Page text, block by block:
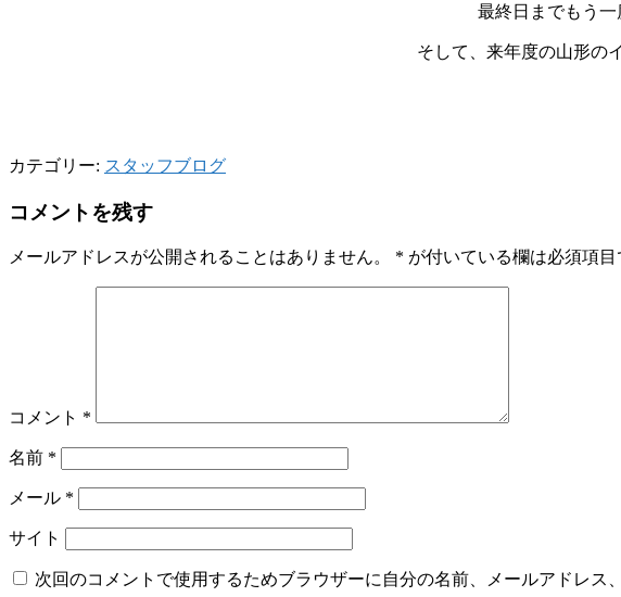
最終日までもう一
そして、来年度の山形の
カテゴリー: スタッフブログ
コメントを残す
メールアドレスが公開されることはありません。 * が付いている欄は必須項目
コメント *
名前 *
メール *
サイト
次回のコメントで使用するためブラウザーに自分の名前、メールアドレス